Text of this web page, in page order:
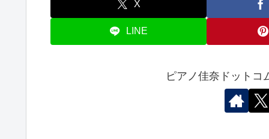
X
LINE
ピアノ佳奈ドット